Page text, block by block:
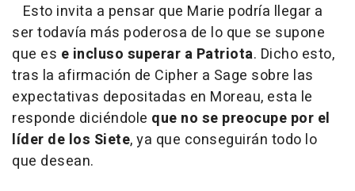
Esto invita a pensar que Marie podría llegar a
ser todavía más poderosa de lo que se supone
que es e incluso superar a Patriota. Dicho esto,
tras la afirmación de Cipher a Sage sobre las
expectativas depositadas en Moreau, esta le
responde diciéndole que no se preocupe por el
líder de los Siete, ya que conseguirán todo lo
que desean.